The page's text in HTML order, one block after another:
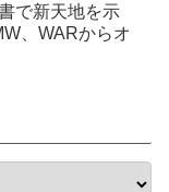
で新天地を示
、WARからオ